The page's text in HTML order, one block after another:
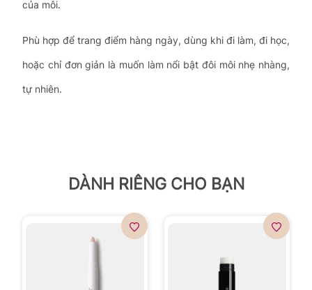
của môi.
Phù hợp để trang điểm hàng ngày, dùng khi đi làm, đi học,
hoặc chỉ đơn giản là muốn làm nổi bật đôi môi nhẹ nhàng,
tự nhiên.
DÀNH RIÊNG CHO BẠN